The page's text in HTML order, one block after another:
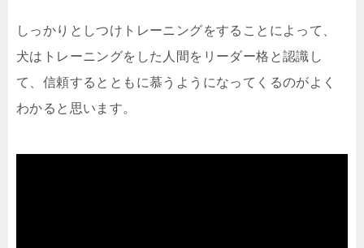
しっかりとしつけトレーニングをすることによって、
犬はトレーニングをした人間をリーダー格と認識し
て、信頼するとともに慕うようになってくるのがよく
わかると思います。